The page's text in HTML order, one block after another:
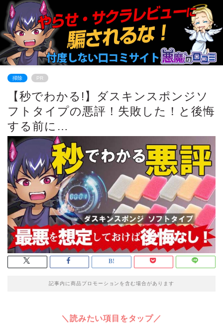
掃除 PR
【秒でわかる!】ダスキンスポンジソ
フトタイプの悪評！失敗した！と後悔
する前に…
記事内に商品プロモーションを含む場合があります
＼読みたい項目をタップ／